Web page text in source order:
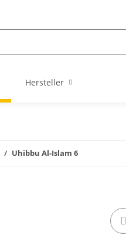
Hersteller
Uhibbu Al-Islam 6